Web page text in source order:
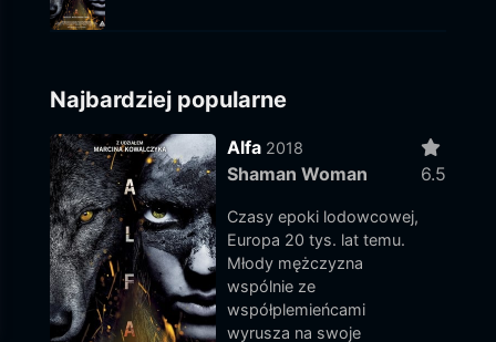
Najbardziej popularne
Alfa 2018
Shaman Woman
Czasy epoki lodowcowej,
Europa 20 tys. lat temu.
Młody mężczyzna
wspólnie ze
współplemieńcami
wyrusza na swoje
6.5